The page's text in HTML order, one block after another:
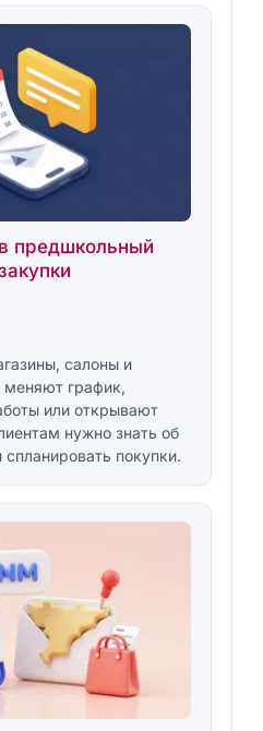
предшкольный
салоны и
меняют график,
или открывают
нужно знать об
покупки.